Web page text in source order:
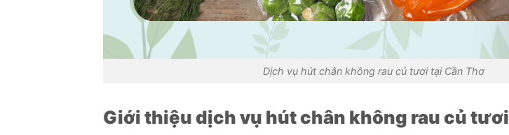
Dịch vụ hút chân không rau củ tươi tại Cần Thơ
Giới thiệu dịch vụ hút chân không rau củ tươi